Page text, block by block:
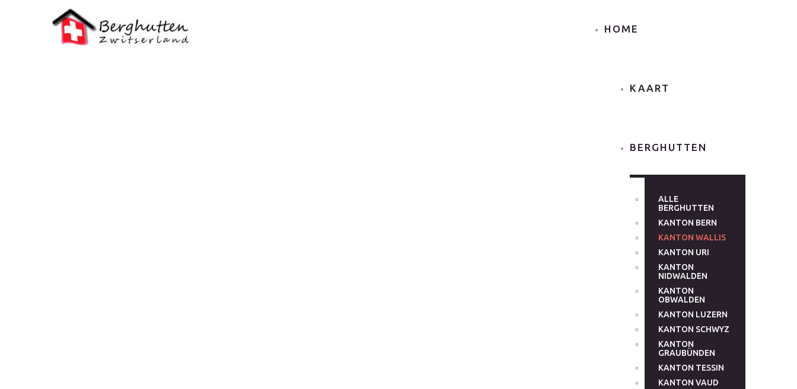
HOME
KAART
BERGHUTTEN
ALLE
BERGHUTTEN
KANTON BERN
KANTON WALLIS
KANTON URI
KANTON
NIDWALDEN
KANTON
OBWALDEN
KANTON LUZERN
KANTON SCHWYZ
KANTON
GRAUBÜNDEN
KANTON TESSIN
KANTON VAUD